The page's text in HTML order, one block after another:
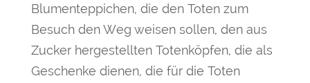
Blumenteppichen, die den Toten zum
Besuch den Weg weisen sollen, den aus
Zucker hergestellten Totenköpfen, die als
Geschenke dienen, die für die Toten